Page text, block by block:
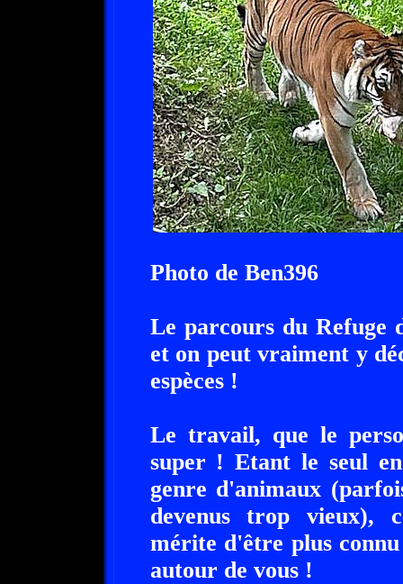
Photo de Ben396
Le parcours du Refuge
et on peut vraiment y
espèces !
Le travail, que le
super ! Etant le seul
genre d'animaux
devenus trop vieux),
mérite d'être plus
autour de vous !